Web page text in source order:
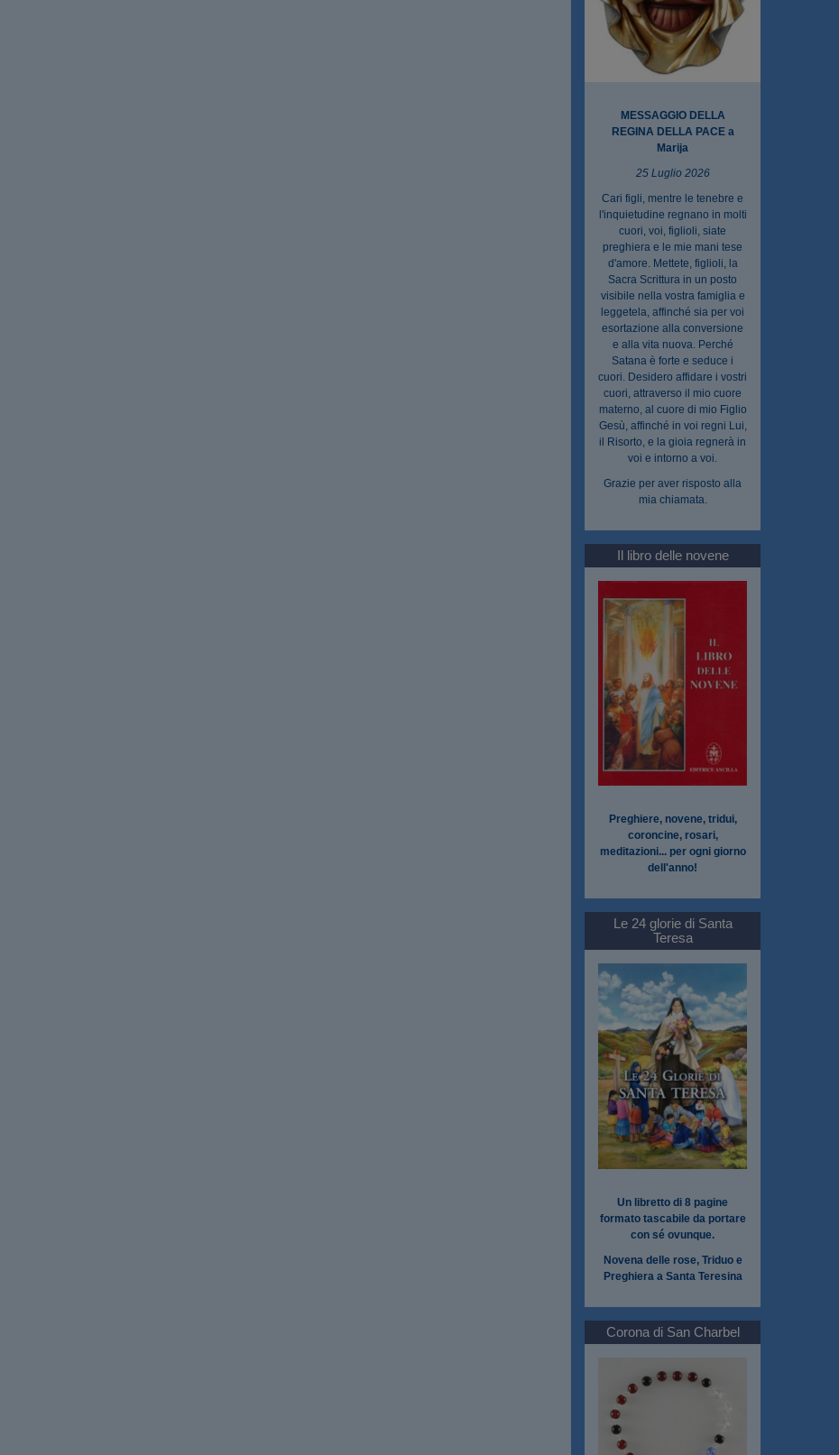
MESSAGGIO DELLA
REGINA DELLA PACE a
Marija
25 Luglio 2026
Cari figli, mentre le tenebre e
l'inquietudine regnano in molti
cuori, voi, figlioli, siate
preghiera e le mie mani tese
d'amore. Mettete, figlioli, la
Sacra Scrittura in un posto
visibile nella vostra famiglia e
leggetela, affinché sia per voi
esortazione alla conversione
e alla vita nuova. Perché
Satana è forte e seduce i
cuori. Desidero affidare i vostri
cuori, attraverso il mio cuore
materno, al cuore di mio Figlio
Gesù, affinché in voi regni Lui,
il Risorto, e la gioia regnerà in
voi e intorno a voi.
Grazie per aver risposto alla
mia chiamata.
Il libro delle novene
Preghiere, novene, tridui,
coroncine, rosari,
meditazioni... per ogni giorno
dell'anno!
Le 24 glorie di Santa
Teresa
Un libretto di 8 pagine
formato tascabile da portare
con sé ovunque.
Novena delle rose, Triduo e
Preghiera a Santa Teresina
Corona di San Charbel